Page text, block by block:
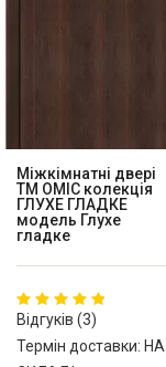
Mіжкімнатні двері
ТМ ОМІС колекція
ГЛУХЕ ГЛАДКЕ
модель Глухе
гладке
Відгуків (3)
Термін доставки: НА